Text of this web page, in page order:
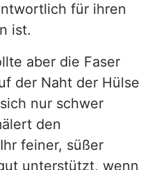
für ihren
ist.
aber die Faser
der Naht der Hülse
nur schwer
den
feiner, süßer
unterstützt, wenn